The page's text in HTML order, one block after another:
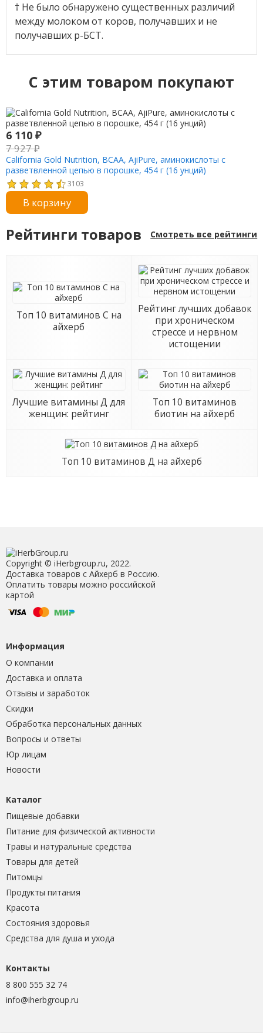
† Не было обнаружено существенных различий
между молоком от коров, получавших и не
получавших р-БСТ.
C этим товаром покупают
6 110 ₽
7 927₽
California Gold Nutrition, BCAA, AjiPure, аминокислоты с
разветвленной цепью в порошке, 454 г (16 унций)
3103
В корзину
Рейтинги товаров Смотреть все рейтинги
Топ 10 витаминов С на
айхерб
Рейтинг лучших добавок
при хроническом
стрессе и нервном
истощении
Лучшие витамины Д для
женщин: рейтинг
Топ 10 витаминов
биотин на айхерб
Топ 10 витаминов Д на айхерб
Copyright © iHerbgroup.ru, 2022.
Доставка товаров с Айхерб в Россию.
Оплатить товары можно российской
картой
Информация
О компании
Доставка и оплата
Отзывы и заработок
Скидки
Обработка персональных данных
Вопросы и ответы
Юр лицам
Новости
Каталог
Пищевые добавки
Питание для физической активности
Травы и натуральные средства
Товары для детей
Питомцы
Продукты питания
Красота
Состояния здоровья
Средства для душа и ухода
Контакты
8 800 555 32 74
info@iherbgroup.ru